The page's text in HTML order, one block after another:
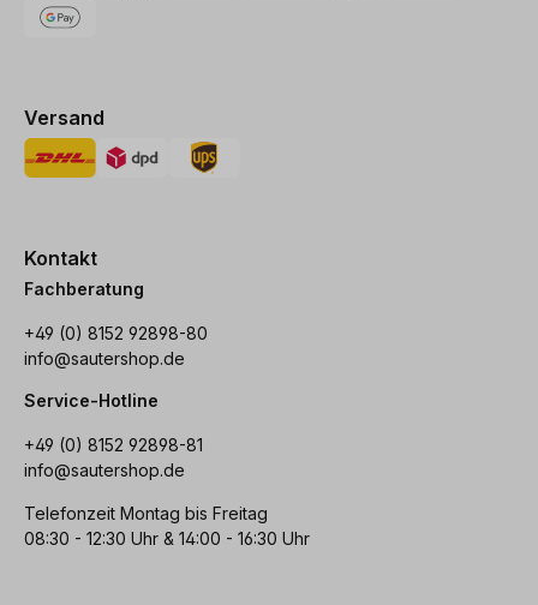
Versand
Kontakt
Fachberatung
+49 (0) 8152 92898-80
info@sautershop.de
Service-Hotline
+49 (0) 8152 92898-81
info@sautershop.de
Telefonzeit Montag bis Freitag
08:30 - 12:30 Uhr & 14:00 - 16:30 Uhr